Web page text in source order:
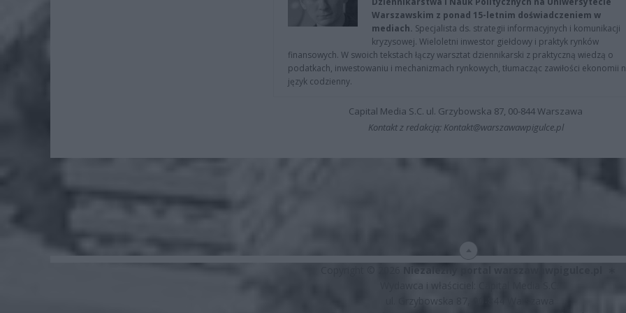
Warszawskim z ponad 15-letnim doświadczeniem w
mediach. Specjalista ds. strategii informacyjnych i komunikacji
kryzysowej. Wieloletni inwestor giełdowy i praktyk rynków
finansowych. W swoich tekstach łączy warsztat dziennikarski z praktyczną wiedzą o
podatkach, inwestowaniu i mechanizmach rynkowych, tłumacząc zawiłości ekonomii
język codzienny.
Capital Media S.C. ul. Grzybowska 87, 00-844 Warszawa
Kontakt z redakcją: Kontakt@warszawawpigulce.pl
Niezależny portal warszawawpigulce.pl
Wydawca i właściciel: Capital Media S.C.
ul. Grzybowska 87, 00-844 Warszawa